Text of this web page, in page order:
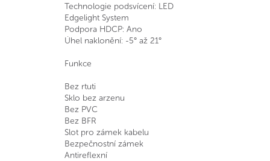
Technologie podsvícení: LED
Edgelight System
Podpora HDCP: Ano
Úhel naklonění: -5° až 21°
Funkce
Bez rtuti
Sklo bez arzenu
Bez PVC
Bez BFR
Slot pro zámek kabelu
Bezpečnostní zámek
Antireflexní